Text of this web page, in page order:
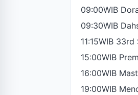
09:00WIB
09:30WIB
11:15WIB
15:00WIB
16:00WIB
19:00WIB